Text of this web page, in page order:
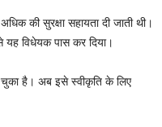
की सुरक्षा सहायता दी जाती थी।
विधेयक पास कर दिया।
है। अब इसे स्‍वीकृति के लिए